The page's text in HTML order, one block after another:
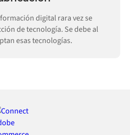
digital rara vez se
de tecnología. Se debe al
esas tecnologías.